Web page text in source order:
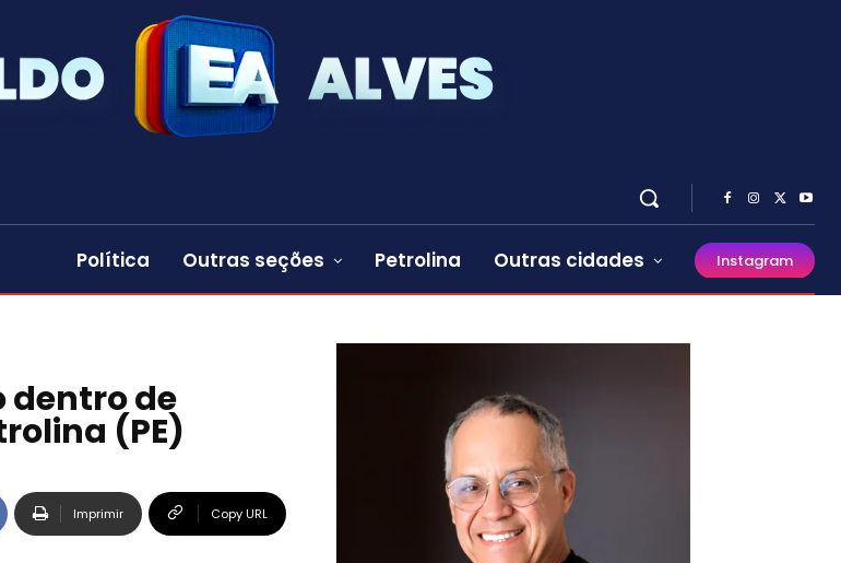
Política Outras seções Petrolina Outras cidades Instagram
dentro de
(PE)
Imprimir Copy URL